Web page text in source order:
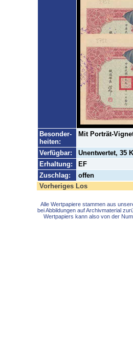
Besonder-
heiten:
Mit Porträt-
Verfügbar:
Unentwertet, 35
Erhaltung:
EF
Zuschlag:
offen
Vorheriges Los
Alle Wertpapiere stammen aus
bei Abbildungen auf Archivmaterial
Wertpapiers kann also von der